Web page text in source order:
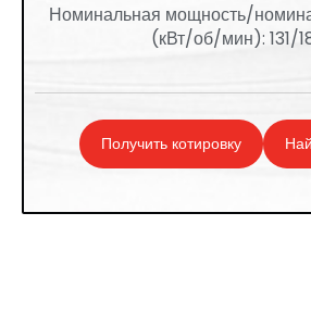
Номинальная мощность/
(кВт/об/мин): 131/
Получить котировку